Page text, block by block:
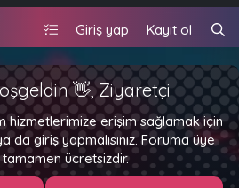
Giriş yap Kayıt ol
👋, Ziyaretçi
hizmetlerimize erişim sağlamak için
da giriş yapmalısınız. Foruma üye
ücretsizdir.